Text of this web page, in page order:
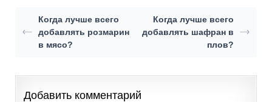
Когда лучше всего
добавлять розмарин
в мясо?
Когда лучше всего
добавлять шафран в
плов?
Добавить комментарий